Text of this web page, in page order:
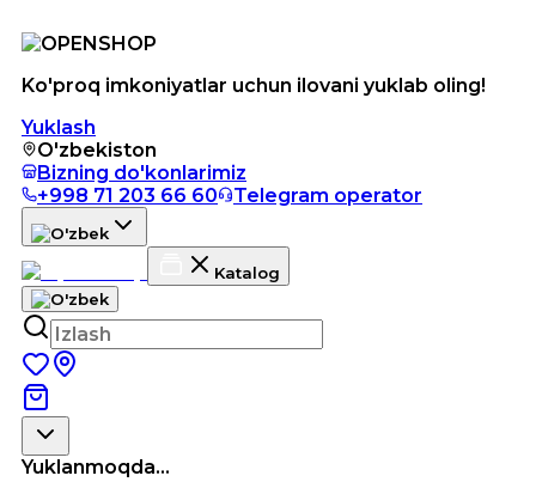
Ko'proq imkoniyatlar uchun ilovani yuklab oling!
Yuklash
O'zbekiston
Bizning do'konlarimiz
+998 71 203 66 60
Telegram operator
Katalog
Yuklanmoqda...